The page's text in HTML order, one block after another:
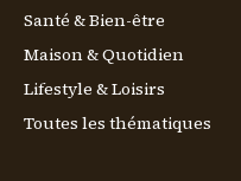
Santé & Bien-être
Maison & Quotidien
Lifestyle & Loisirs
Toutes les thématiques